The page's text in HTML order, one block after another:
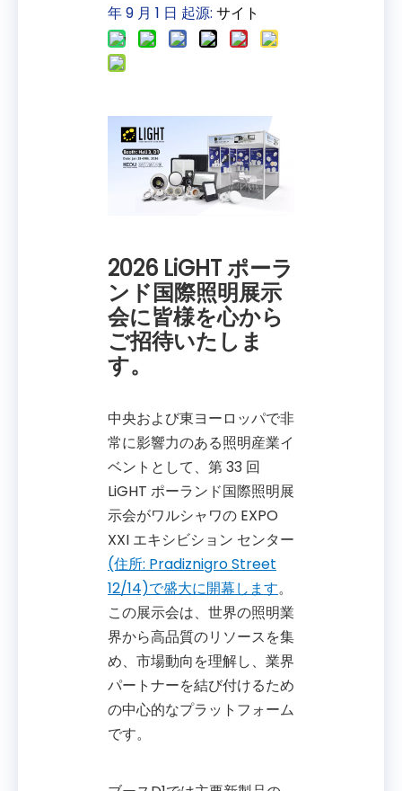
年 9 月 1 日 起源: サイト
2026 LiGHT ポーラ
ンド国際照明展示
会に皆様を心から
ご招待いたしま
す。
中央および東ヨーロッパで非
常に影響力のある照明産業イ
ベントとして、第 33 回
LiGHT ポーランド国際照明展
示会がワルシャワの EXPO
XXI エキシビション センター
(住所: Pradiznigro Street
12/14)で盛大に開幕します。
この展示会は、世界の照明業
界から高品質のリソースを集
め、市場動向を理解し、業界
パートナーを結び付けるため
の中心的なプラットフォーム
です。